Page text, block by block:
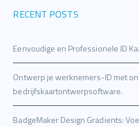
RECENT POSTS
Eenvoudige en Professionele ID
Ontwerp je werknemers-ID met
bedrijfskaartontwerpsoftware.
BadgeMaker Design Gradients: